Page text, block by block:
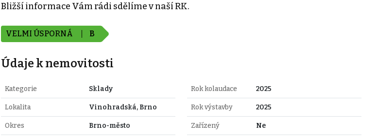
Bližší informace Vám rádi sdělíme v naší RK.
VELMI ÚSPORNÁ B
Údaje k nemovitosti
Kategorie Sklady
Lokalita Vinohradská, Brno
Okres Brno-město
Rok kolaudace 2025
Rok výstavby 2025
Zařízený Ne